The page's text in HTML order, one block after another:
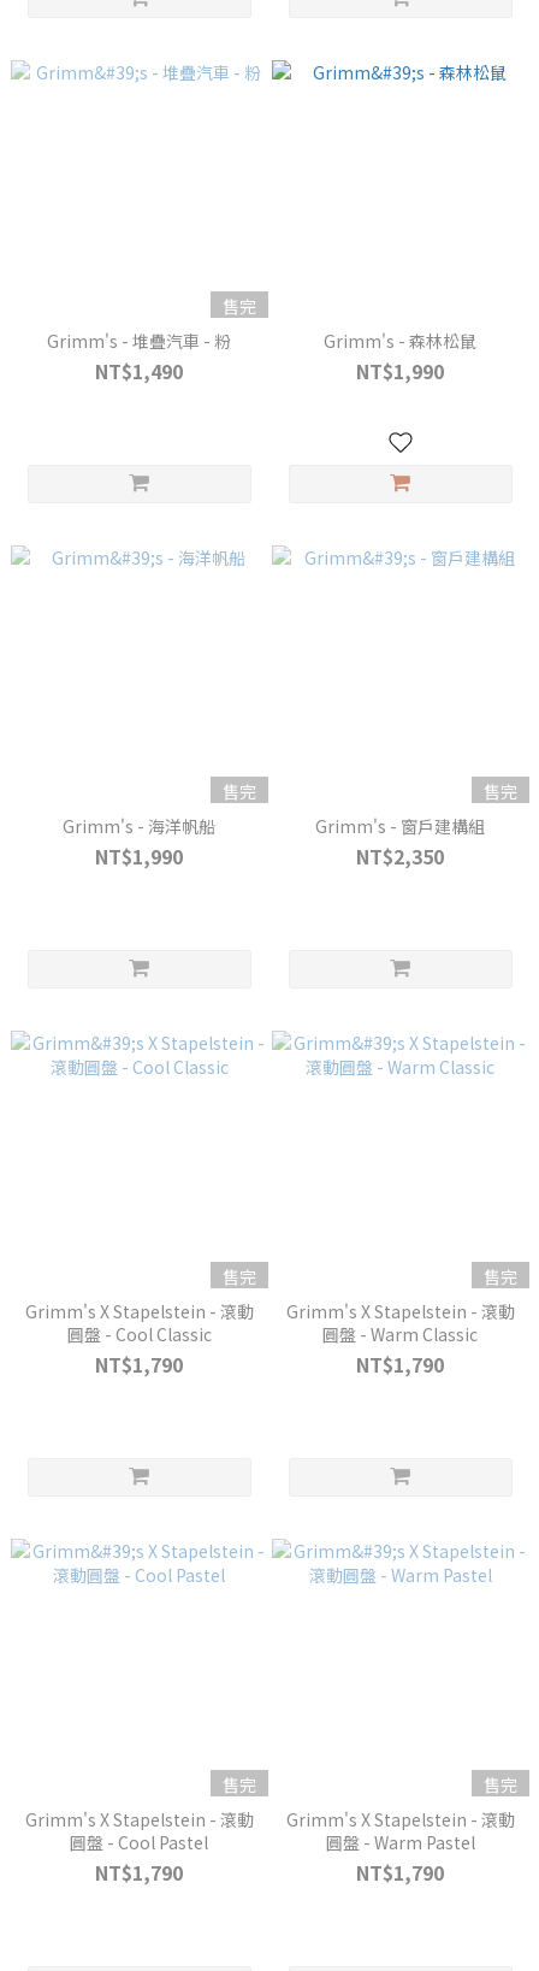
售完
Grimm's - 堆疊汽車 - 粉
NT$1,490
Grimm's - 森林松鼠
NT$1,990
售完
Grimm's - 海洋帆船
NT$1,990
售完
Grimm's - 窗戶建構組
NT$2,350
售完
Grimm's X Stapelstein - 滾動
圓盤 - Cool Classic
NT$1,790
售完
Grimm's X Stapelstein - 滾動
圓盤 - Warm Classic
NT$1,790
售完
Grimm's X Stapelstein - 滾動
圓盤 - Cool Pastel
NT$1,790
售完
Grimm's X Stapelstein - 滾動
圓盤 - Warm Pastel
NT$1,790